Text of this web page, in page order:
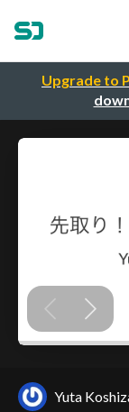
Upgrade to
Yuta